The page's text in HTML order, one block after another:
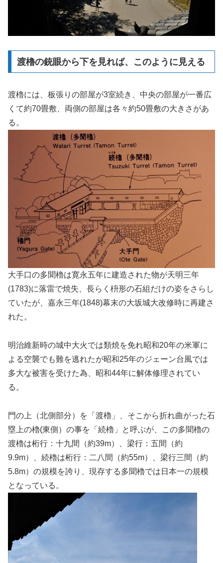
渡櫓の銃眼から下を見れば、このように見える
渡櫓には、板張りの部屋が3室続き、中央の部屋が一番広
くて約70畳敷、両側の部屋は各々約50畳敷の大きさがあ
る。
大手口の多聞櫓は寛永五年に建造された物が天明三年
(1783)に落雷で焼失、長らく枡形の石組だけの姿をさらし
ていたが、嘉永三年(1848)幕末の大坂城大改修時に再建さ
れた。
明治維新時の城中大火では類焼を免れ昭和20年の米軍に
よる空襲でも難を逃れたが昭和25年のジェーン台風では
多大な被害を受けた為、昭和44年に解体修理されてい
る。
門の上（北側部分）を「渡櫓」、そこから折れ曲がった石
塁上の櫓(東側）の事を「続櫓」と呼ぶが、この多聞櫓の
渡櫓は桁行：十九間（約39m）、梁行：五間（約
9.9m）、続櫓は桁行：二八間（約55m）、梁行三間（約
5.8m）の規模を誇り、現存する多聞櫓では日本一の規模
となっている。